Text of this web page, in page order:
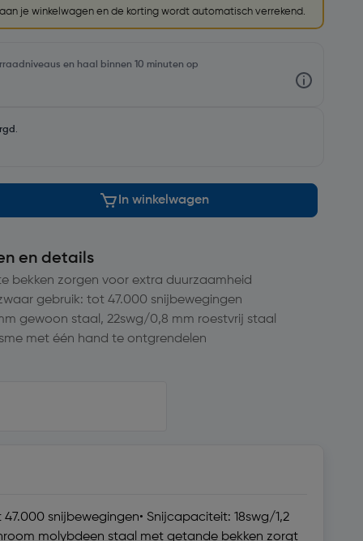
je winkelwagen en de korting wordt automatisch verrekend.
en haal binnen 10 minuten op
.
In winkelwagen
en details
bekken zorgen voor extra duurzaamheid
gebruik: tot 47.000 snijbewegingen
gewoon staal, 22swg/0,8 mm roestvrij staal
met één hand te ontgrendelen
snijbewegingen• Snijcapaciteit: 18swg/1,2
molybdeen staal met getande bekken zorgt